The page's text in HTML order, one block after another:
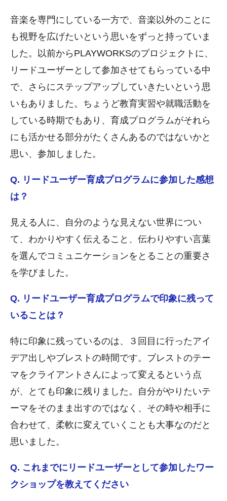
音楽を専門にしている一方で、音楽以外のことに
も視野を広げたいという思いをずっと持っていま
した。以前からPLAYWORKSのプロジェクトに、
リードユーザーとして参加させてもらっている中
で、さらにステップアップしていきたいという思
いもありました。ちょうど教育実習や就職活動を
している時期でもあり、育成プログラムがそれら
にも活かせる部分がたくさんあるのではないかと
思い、参加しました。
Q. リードユーザー育成プログラムに参加した感想
は？
見える人に、自分のような見えない世界につい
て、わかりやすく伝えること、伝わりやすい言葉
を選んでコミュニケーションをとることの重要さ
を学びました。
Q. リードユーザー育成プログラムで印象に残って
いることは？
特に印象に残っているのは、３回目に行ったアイ
デア出しやブレストの時間です。ブレストのテー
マをクライアントさんによって変えるという点
が、とても印象に残りました。自分がやりたいテ
ーマをそのまま出すのではなく、その時や相手に
合わせて、柔軟に変えていくことも大事なのだと
思いました。
Q. これまでにリードユーザーとして参加したワー
クショップを教えてください